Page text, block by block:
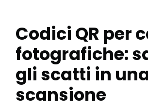
Codici QR per
fotografiche:
gli scatti in
scansione